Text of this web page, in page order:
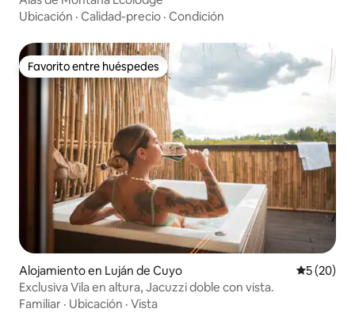
Ubicación · Calidad-precio · Condición
Favorito entre huéspedes
Favorito entre huéspedes
Alojamiento en Luján de Cuyo
5 (20)
Exclusiva Vila en altura, Jacuzzi doble con vista.
Familiar · Ubicación · Vista